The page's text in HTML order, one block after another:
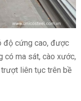
độ cứng cao, được
có ma sát, cào xước,
liên tục trên bề